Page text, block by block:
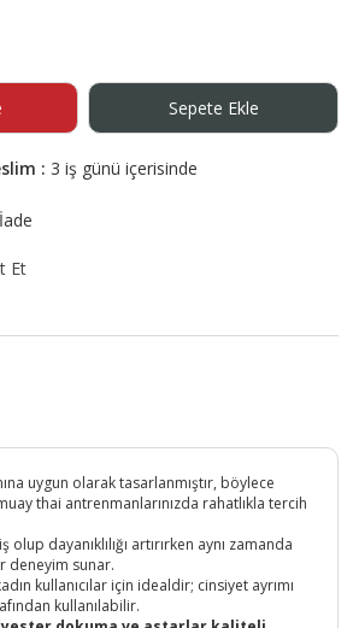
Sepete Ekle
: 3 iş günü içerisinde
Et
uygun olarak tasarlanmıştır, böylece
thai antrenmanlarınızda rahatlıkla tercih
dayanıklılığı artırırken aynı zamanda
deneyim sunar.
kullanıcılar için idealdir; cinsiyet ayrımı
kullanılabilir.